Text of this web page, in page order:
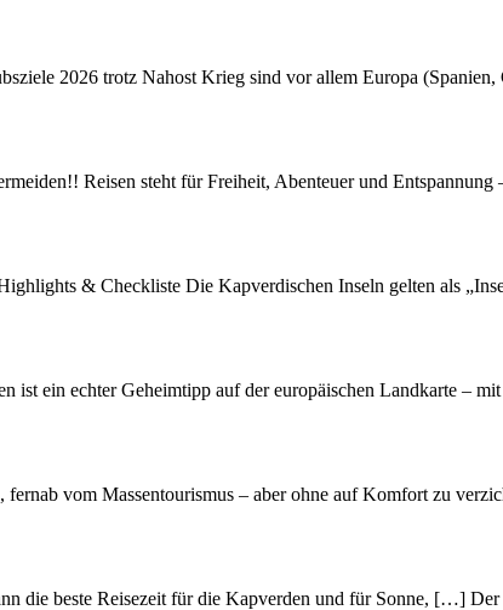
2026 trotz Nahost Krieg sind vor allem Europa
Reisen steht für Freiheit, Abenteuer und
& Checkliste Die Kapverdischen Inseln gelten als
ist ein echter Geheimtipp auf der europäischen Landkarte –
vom Massentourismus – aber ohne auf Komfort zu
die beste Reisezeit für die Kapverden und für Sonne, […]